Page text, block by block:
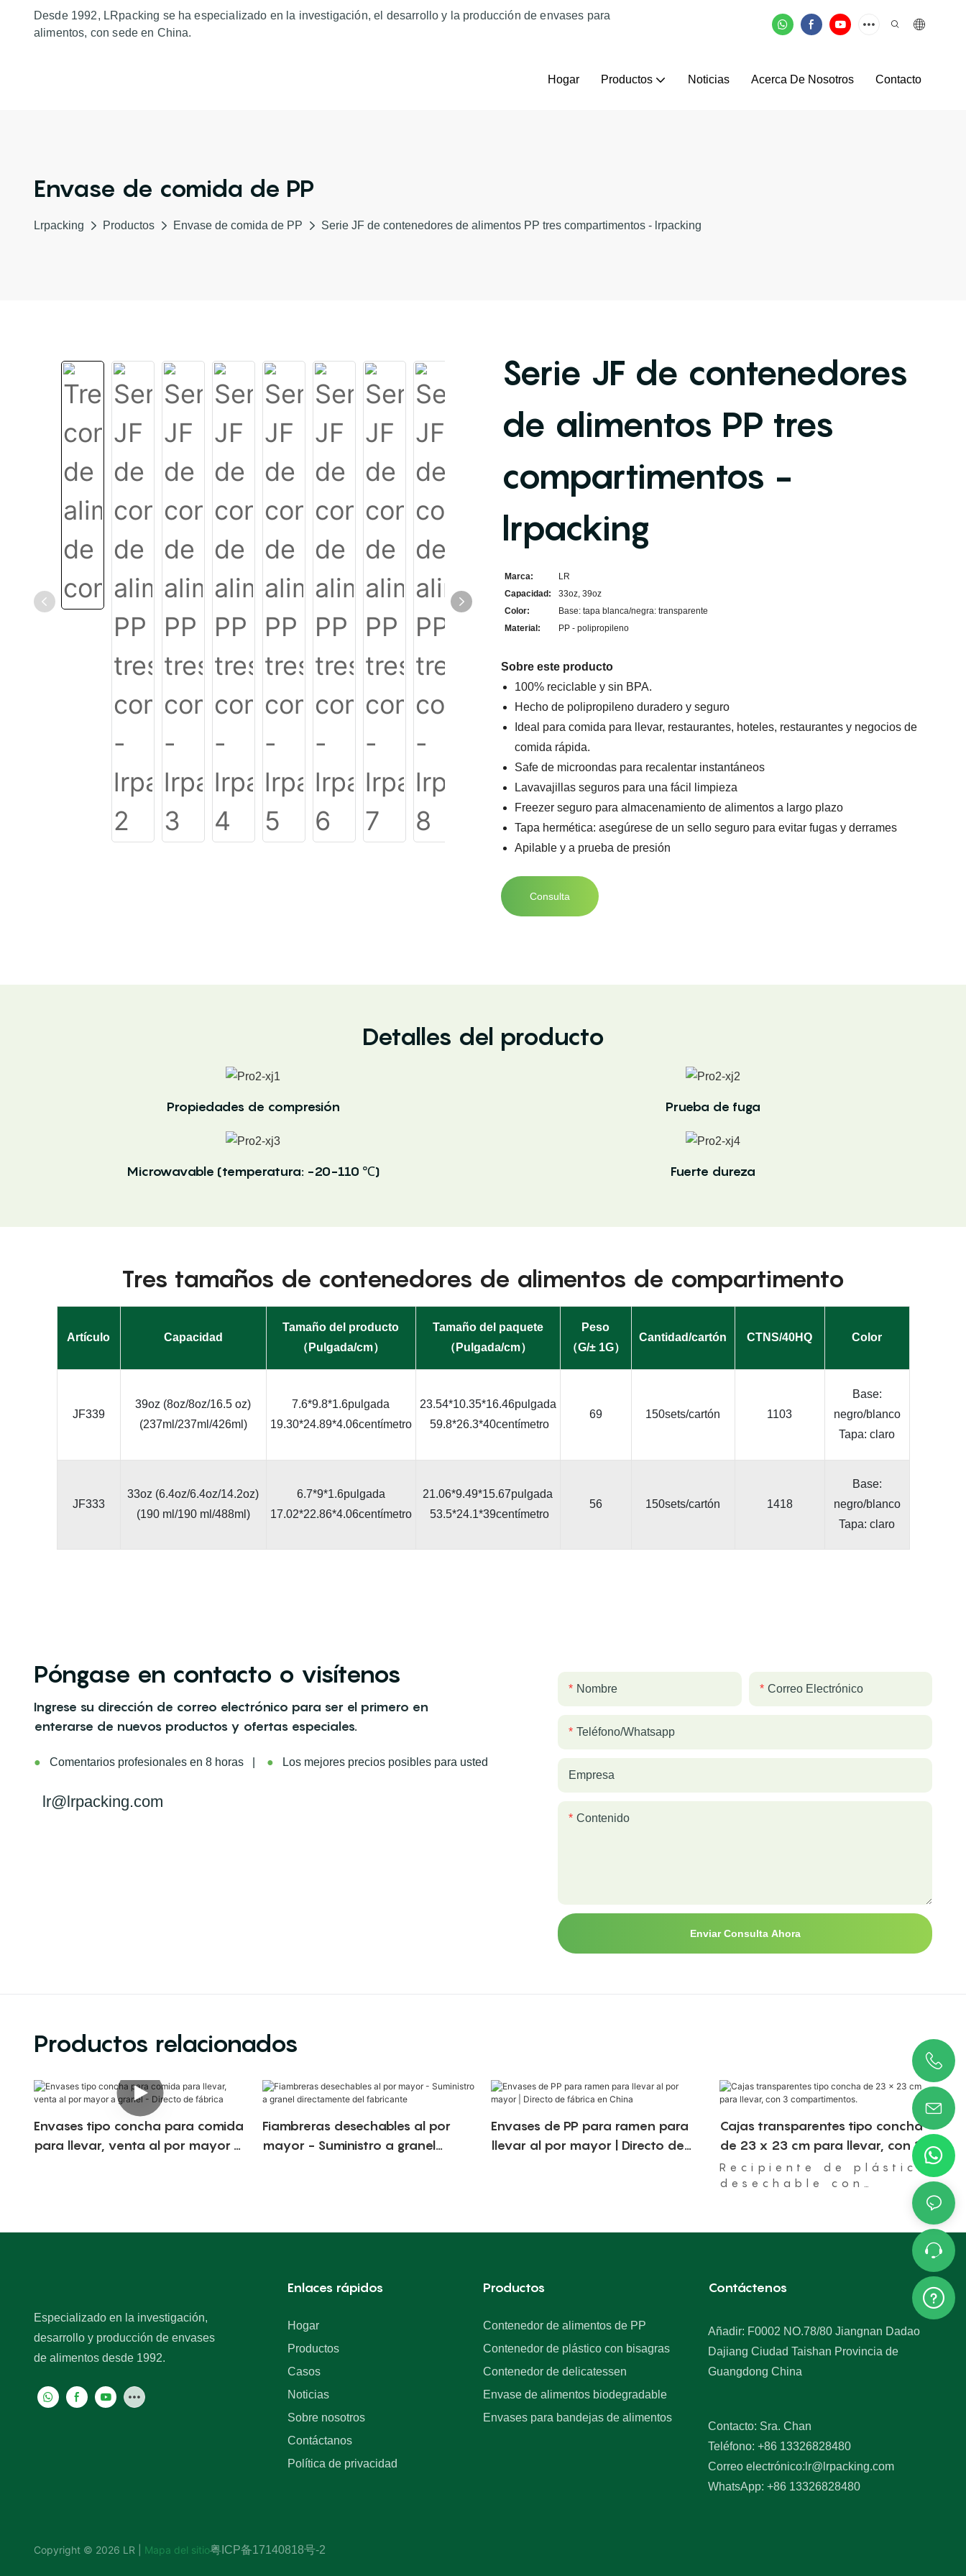
Desde 1992, LRpacking se ha especializado en la investigación, el desarrollo y la producción de envases para
alimentos, con sede en China.
Hogar Productos Noticias Acerca De Nosotros Contacto
Envase de comida de PP
Lrpacking Productos Envase de comida de PP Serie JF de contenedores de alimentos PP tres compartimentos - lrpacking
Serie JF de contenedores
de alimentos PP tres
compartimentos -
lrpacking
Marca:
LR
Capacidad:
33oz, 39oz
Color:
Base: tapa blanca/negra: transparente
Material:
PP - polipropileno
Sobre este producto
100% reciclable y sin BPA.
Hecho de polipropileno duradero y seguro
Ideal para comida para llevar, restaurantes, hoteles, restaurantes y negocios de
comida rápida.
Safe de microondas para recalentar instantáneos
Lavavajillas seguros para una fácil limpieza
Freezer seguro para almacenamiento de alimentos a largo plazo
Tapa hermética: asegúrese de un sello seguro para evitar fugas y derrames
Apilable y a prueba de presión
Consulta
Detalles del producto
Propiedades de compresión Prueba de fuga
Microwavable (temperatura: -20-110 ℃) Fuerte dureza
Tres tamaños de contenedores de alimentos de compartimento
Artículo Capacidad
Tamaño del producto
（Pulgada/cm）
Tamaño del paquete
（Pulgada/cm）
Peso
（G/± 1G）
Cantidad/cartón CTNS/40HQ Color
JF339
39oz (8oz/8oz/16.5 oz)
(237ml/237ml/426ml)
7.6*9.8*1.6pulgada
19.30*24.89*4.06centímetro
23.54*10.35*16.46pulgada
59.8*26.3*40centímetro
69 150sets/cartón 1103
Base:
negro/blanco
Tapa: claro
JF333
33oz (6.4oz/6.4oz/14.2oz)
(190 ml/190 ml/488ml)
6.7*9*1.6pulgada
17.02*22.86*4.06centímetro
21.06*9.49*15.67pulgada
53.5*24.1*39centímetro
56 150sets/cartón 1418
Base:
negro/blanco
Tapa: claro
Póngase en contacto o visítenos
Ingrese su dirección de correo electrónico para ser el primero en
enterarse de nuevos productos y ofertas especiales.
● Comentarios profesionales en 8 horas | ● Los mejores precios posibles para usted
lr@lrpacking.com
Nombre Correo Electrónico
Teléfono/whatsapp
Empresa
Contenido
Enviar Consulta Ahora
Productos relacionados
Envases tipo concha para comida
para llevar, venta al por mayor a
Fiambreras desechables al por
mayor - Suministro a granel
Envases de PP para ramen para
llevar al por mayor | Directo de
Cajas transparentes tipo concha
de 23 x 23 cm para llevar, con 3
compartimentos.
Recipiente de plástico
desechable con
Especializado en la investigación,
desarrollo y producción de envases
de alimentos desde 1992.
Enlaces rápidos
Hogar
Productos
Casos
Noticias
Sobre nosotros
Contáctanos
Política de privacidad
Productos
Contenedor de alimentos de PP
Contenedor de plástico con bisagras
Contenedor de delicatessen
Envase de alimentos biodegradable
Envases para bandejas de alimentos
Contáctenos
Añadir: F0002 NO.78/80 Jiangnan Dadao
Dajiang Ciudad Taishan Provincia de
Guangdong China
Contacto: Sra. Chan
Teléfono: +86 13326828480
Correo electrónico: lr@lrpacking.com
WhatsApp: +86 13326828480
Copyright © 2026 LR | Mapa del sitio粤ICP备17140818号-2